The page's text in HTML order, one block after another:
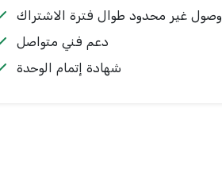
وصول غير محدود طوال فترة الاشتراك
دعم فني متواصل
شهادة إتمام الوحدة